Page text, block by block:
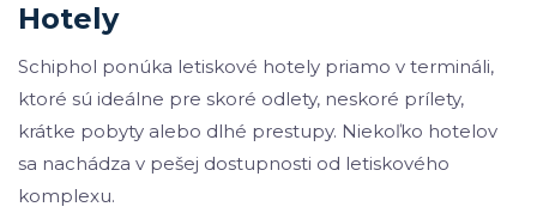
Hotely
Schiphol ponúka letiskové hotely priamo v termináli,
ktoré sú ideálne pre skoré odlety, neskoré prílety,
krátke pobyty alebo dlhé prestupy. Niekoľko hotelov
sa nachádza v pešej dostupnosti od letiskového
komplexu.